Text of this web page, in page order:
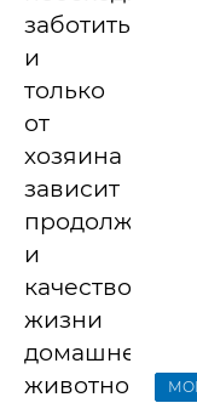
заботиться,
и
только
от
хозяина
зависит
и
качество
жизни
домашнего
животного.